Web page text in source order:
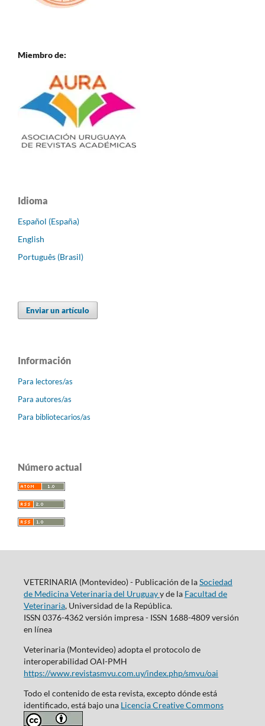
Miembro de:
Idioma
Español (España)
English
Português (Brasil)
Enviar un artículo
Información
Para lectores/as
Para autores/as
Para bibliotecarios/as
Número actual
VETERINARIA (Montevideo) - Publicación de laSociedad
de Medicina Veterinaria del Uruguayy de la Facultad de
Veterinaria, Universidad de la República.
ISSN 0376-4362 versión impresa - ISSN 1688-4809 versión
en línea
Veterinaria (Montevideo) adopta el protocolo de
interoperabilidad OAI-PMH
https://www.revistasmvu.com.uy/index.php/smvu/oai
Todo el contenido de esta revista, excepto dónde está
identificado, está bajo una Licencia Creative Commons